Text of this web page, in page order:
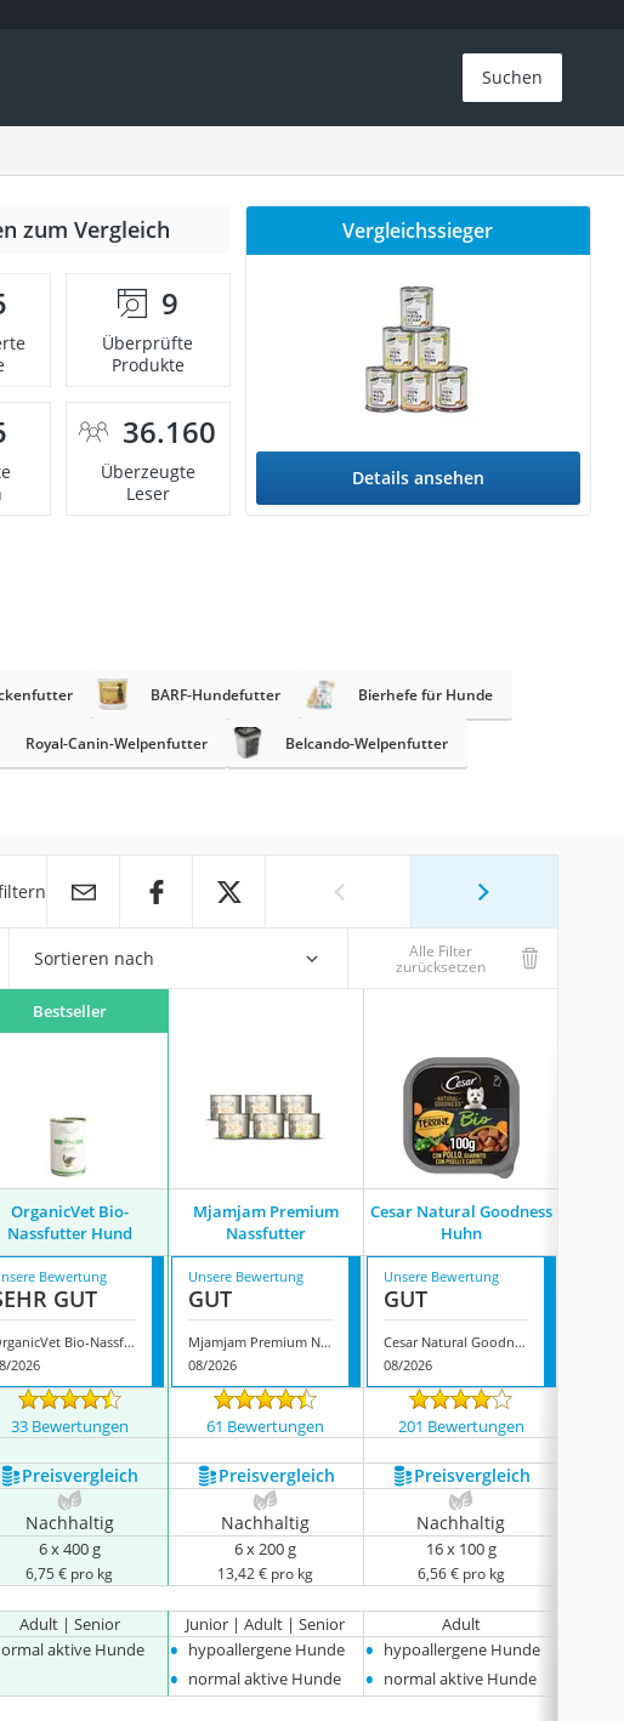
Suchen
zum Vergleich
9
Überprüfte
Produkte
36.160
Überzeugte
Leser
Vergleichssieger
Details ansehen
BARF-Hundefutter Bierhefe für Hunde
Royal-Canin-Welpenfutter Belcando-Welpenfutter
Sortieren nach Alle Filter
zurücksetzen
Bestseller
OrganicVet Bio-
Nassfutter Hund
Mjamjam Premium
Nassfutter
Cesar Natural Goodness
Huhn
Bewertung
GUT
OrganicVet Bio-Nassfutter Hund
2026
Unsere Bewertung
GUT
Mjamjam Premium Nassfutter
08/2026
Unsere Bewertung
GUT
Cesar Natural Goodness Huhn
08/2026
33 Bewertungen 61 Bewertungen 201 Bewertungen
Preis­vergleich Preis­vergleich Preis­vergleich
Nachhaltig Nachhaltig Nachhaltig
6 x 400 g
6,75 € pro kg
6 x 200 g
13,42 € pro kg
16 x 100 g
6,56 € pro kg
Adult | Senior Junior | Adult | Senior Adult
aktive Hunde • hypoallergene Hunde
• normal aktive Hunde
• hypoallergene Hunde
• normal aktive Hunde